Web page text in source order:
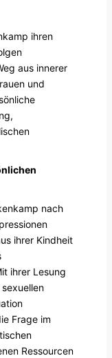
ihren
aus innerer
und
nach
ihrer Kindheit
ihrer Lesung
Frage im
Ressourcen